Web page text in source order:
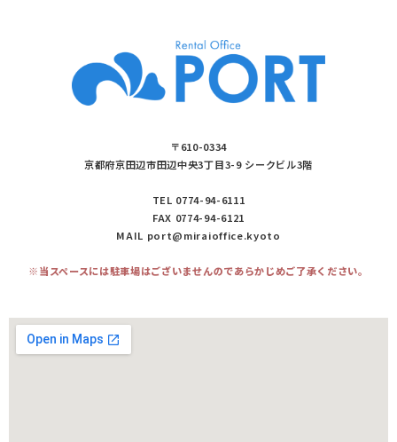
〒610-0334
京都府京田辺市田辺中央3丁目3-9 シークビル3階
TEL 0774-94-6111
FAX 0774-94-6121
MAIL port@miraioffice.kyoto
※当スペースには駐車場はございませんのであらかじめご了承ください。